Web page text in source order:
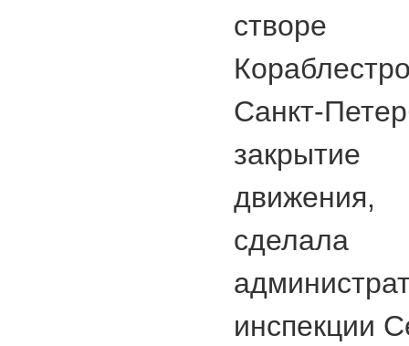
Санкт-
движения,
инспекции